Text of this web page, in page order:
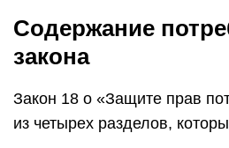
Содержание
закона
Закон 18 о «Защите прав
из четырех разделов,